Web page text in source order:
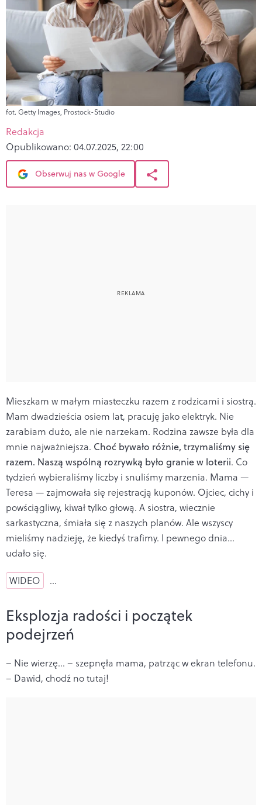
fot. Getty Images, Prostock-Studio
Redakcja
Opublikowano: 04.07.2025, 22:00
Obserwuj nas w Google
Mieszkam w małym miasteczku razem z rodzicami i siostrą.
Mam dwadzieścia osiem lat, pracuję jako elektryk. Nie
zarabiam dużo, ale nie narzekam. Rodzina zawsze była dla
mnie najważniejsza. Choć bywało różnie, trzymaliśmy się
razem. Naszą wspólną rozrywką było granie w loterii. Co
tydzień wybieraliśmy liczby i snuliśmy marzenia. Mama —
Teresa — zajmowała się rejestracją kuponów. Ojciec, cichy i
powściągliwy, kiwał tylko głową. A siostra, wiecznie
sarkastyczna, śmiała się z naszych planów. Ale wszyscy
mieliśmy nadzieję, że kiedyś trafimy. I pewnego dnia...
udało się.
WIDEO …
Eksplozja radości i początek
podejrzeń
– Nie wierzę… – szepnęła mama, patrząc w ekran telefonu.
– Dawid, chodź no tutaj!